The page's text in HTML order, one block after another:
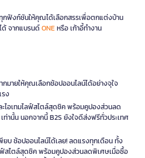
กฟังก์ชันให้คุณได้เลือกสรรเพื่อตกแต่งบ้าน
ด้ จากแบรนด์ONEหรือ เก้าอี้ทำงาน
กมายให้คุณเลือกช้อปออนไลน์ได้อย่างจุใจ
ง
ไอเทมไลฟ์สไตล์สุดชิค พร้อมคูปองส่วนลด
านั้น นอกจากนี้ B2S ยังใจดีส่งฟรีทั่วประเทศ
ยบ ช้อปออนไลน์ได้เลย! ลดแรงทุกเดือน ทั้ง
ฟ์สไตล์สุดชิค พร้อมคูปองส่วนลดพิเศษเมื่อซื้อ